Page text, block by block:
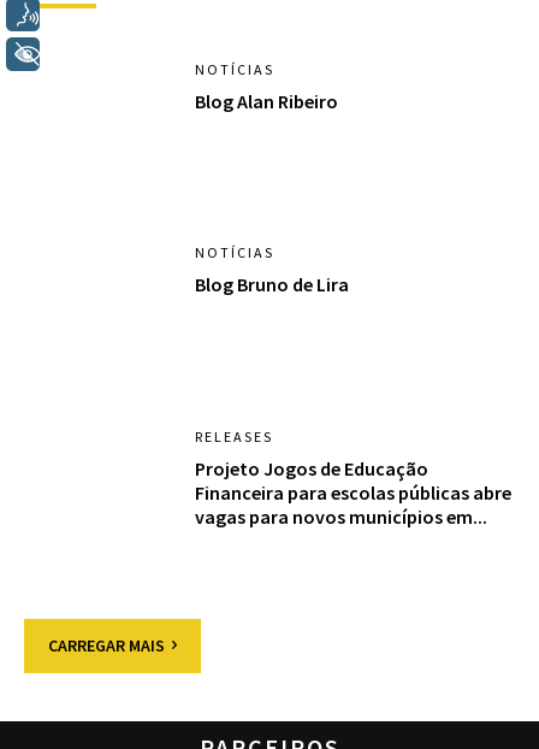
NOTÍCIAS
Blog Alan Ribeiro
NOTÍCIAS
Blog Bruno de Lira
RELEASES
Projeto Jogos de Educação
Financeira para escolas públicas abre
vagas para novos municípios em...
CARREGAR MAIS
Voz